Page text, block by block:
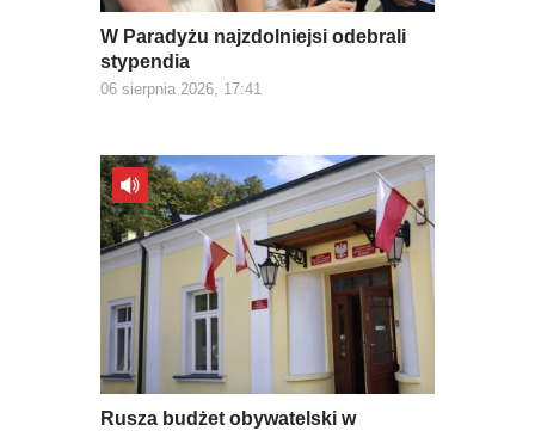
W Paradyżu najzdolniejsi odebrali
stypendia
06 sierpnia 2026, 17:41
Rusza budżet obywatelski w